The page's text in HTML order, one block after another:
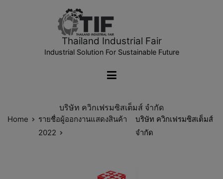
Thailand Industrial Fair
Industrial Solution For Sustainable Future
บริษัท ควิกเฟรมซิสเต็มส์ จำกัด
Home
รายชื่อผู้ออกงานแสดงสินค้า
2022
บริษัท ควิกเฟรมซิสเต็มส์
จำกัด